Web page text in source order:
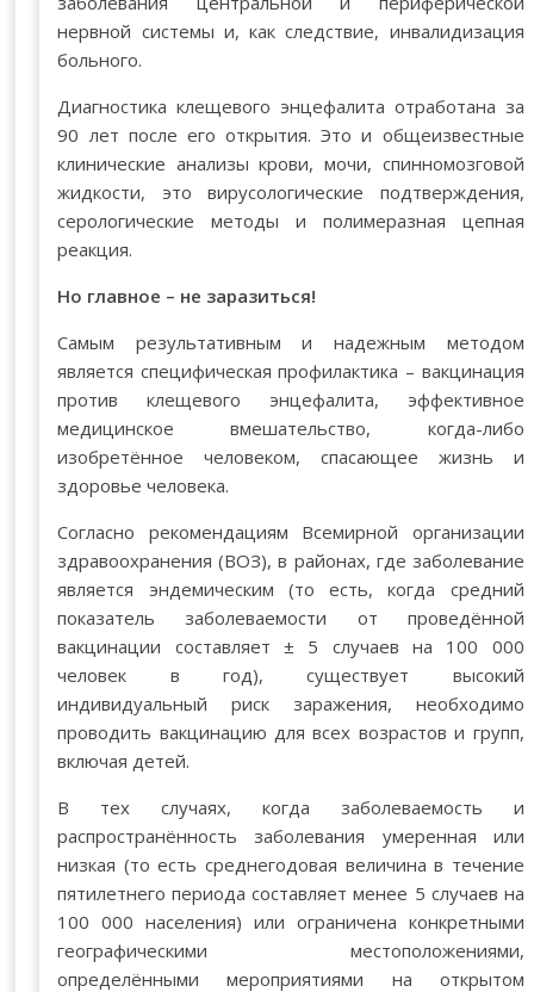
нервной системы и, как следствие, инвалидизация
больного.
Диагностика клещевого энцефалита отработана за
90 лет после его открытия. Это и общеизвестные
клинические анализы крови, мочи, спинномозговой
жидкости, это вирусологические подтверждения,
серологические методы и полимеразная цепная
реакция.
Но главное – не заразиться!
Самым результативным и надежным методом
является специфическая профилактика – вакцинация
против клещевого энцефалита, эффективное
медицинское вмешательство, когда-либо
изобретённое человеком, спасающее жизнь и
здоровье человека.
Согласно рекомендациям Всемирной организации
здравоохранения (ВОЗ), в районах, где заболевание
является эндемическим (то есть, когда средний
показатель заболеваемости от проведённой
вакцинации составляет ± 5 случаев на 100 000
человек в год), существует высокий
индивидуальный риск заражения, необходимо
проводить вакцинацию для всех возрастов и групп,
включая детей.
В тех случаях, когда заболеваемость и
распространённость заболевания умеренная или
низкая (то есть среднегодовая величина в течение
пятилетнего периода составляет менее 5 случаев на
100 000 населения) или ограничена конкретными
географическими местоположениями,
определёнными мероприятиями на открытом